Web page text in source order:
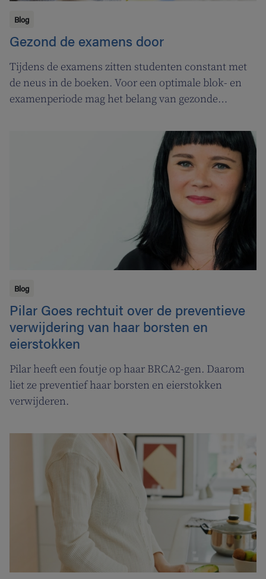
Blog
Gezond de examens door
Tijdens de examens zitten studenten constant met
de neus in de boeken. Voor een optimale blok- en
examenperiode mag het belang van gezonde
Blog
Pilar Goes rechtuit over de preventieve
verwijdering van haar borsten en
eierstokken
Pilar heeft een foutje op haar BRCA2-gen. Daarom
liet ze preventief haar borsten en eierstokken
verwijderen.